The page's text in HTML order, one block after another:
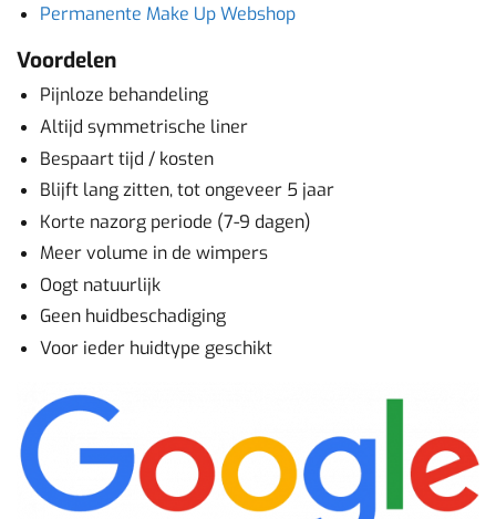
Permanente Make Up Webshop
Voordelen
Pijnloze behandeling
Altijd symmetrische liner
Bespaart tijd / kosten
Blijft lang zitten, tot ongeveer 5 jaar
Korte nazorg periode (7-9 dagen)
Meer volume in de wimpers
Oogt natuurlijk
Geen huidbeschadiging
Voor ieder huidtype geschikt